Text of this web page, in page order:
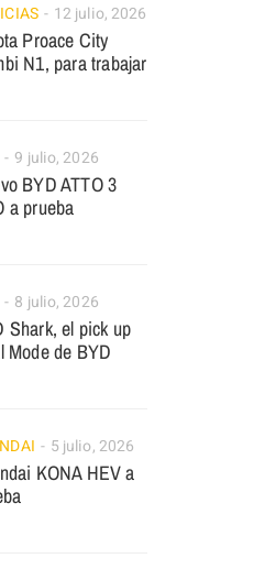
12 julio, 2026
Proace City
N1, para trabajar
9 julio, 2026
BYD ATTO 3
a prueba
8 julio, 2026
Shark, el pick up
Mode de BYD
5 julio, 2026
KONA HEV a